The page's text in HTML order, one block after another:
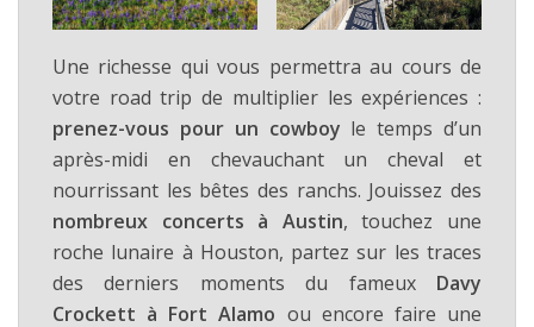
Une richesse qui vous permettra au cours de
votre road trip de multiplier les expériences :
prenez-vous pour un cowboy le temps d’un
après-midi en chevauchant un cheval et
nourrissant les bêtes des ranchs. Jouissez des
nombreux concerts à Austin, touchez une
roche lunaire à Houston, partez sur les traces
des derniers moments du fameux Davy
Crockett à Fort Alamo ou encore faire une